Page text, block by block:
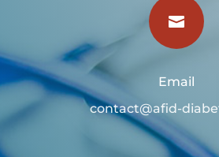

Email
contact@afid-